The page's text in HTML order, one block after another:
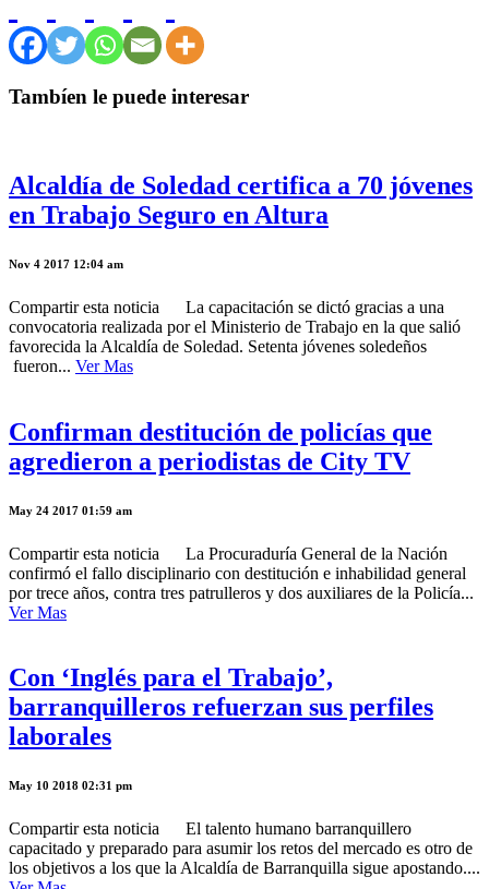
Tambíen le puede interesar
Alcaldía de Soledad certifica a 70 jóvenes
en Trabajo Seguro en Altura
Nov 4 2017 12:04 am
Compartir esta noticia La capacitación se dictó gracias a una
convocatoria realizada por el Ministerio de Trabajo en la que salió
favorecida la Alcaldía de Soledad. Setenta jóvenes soledeños
fueron... Ver Mas
Confirman destitución de policías que
agredieron a periodistas de City TV
May 24 2017 01:59 am
Compartir esta noticia La Procuraduría General de la Nación
confirmó el fallo disciplinario con destitución e inhabilidad general
por trece años, contra tres patrulleros y dos auxiliares de la Policía...
Ver Mas
Con ‘Inglés para el Trabajo’,
barranquilleros refuerzan sus perfiles
laborales
May 10 2018 02:31 pm
Compartir esta noticia El talento humano barranquillero
capacitado y preparado para asumir los retos del mercado es otro de
los objetivos a los que la Alcaldía de Barranquilla sigue apostando....